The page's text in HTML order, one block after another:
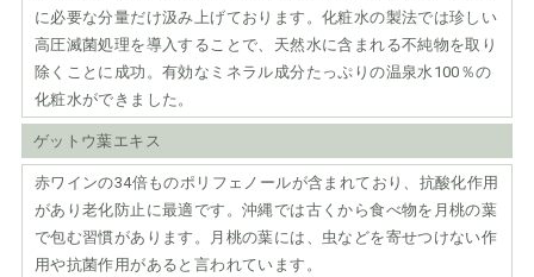
に必要な分量だけ汲み上げております。化粧水の製法では珍しい
高圧滅菌処理を導入することで、天然水に含まれる不純物を取り
除くことに成功。有効なミネラル成分たっぷりの温泉水100％の
化粧水ができました。
ゲットウ葉エキス
赤ワインの34倍ものポリフェノールが含まれており、抗酸化作用
があり老化防止に最適です。沖縄では古くから食べ物を月桃の葉
で包む習慣があります。月桃の葉には、虫などを寄せつけない作
用や抗菌作用があると言われています。